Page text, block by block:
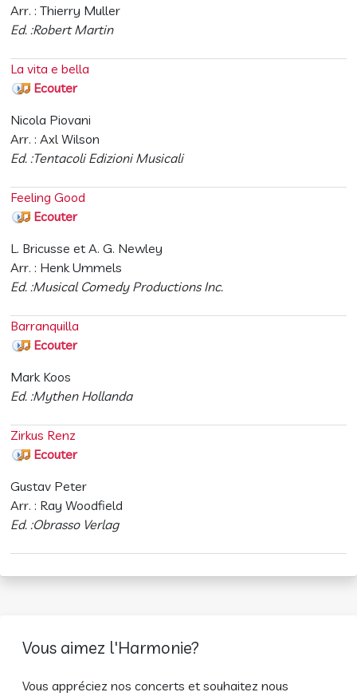
Arr. : Thierry Muller
Ed. :Robert Martin
La vita e bella
Ecouter
Nicola Piovani
Arr. : Axl Wilson
Ed. :Tentacoli Edizioni Musicali
Feeling Good
Ecouter
L. Bricusse et A. G. Newley
Arr. : Henk Ummels
Ed. :Musical Comedy Productions Inc.
Barranquilla
Ecouter
Mark Koos
Ed. :Mythen Hollanda
Zirkus Renz
Ecouter
Gustav Peter
Arr. : Ray Woodfield
Ed. :Obrasso Verlag
Vous aimez l'Harmonie?
Vous appréciez nos concerts et souhaitez nous